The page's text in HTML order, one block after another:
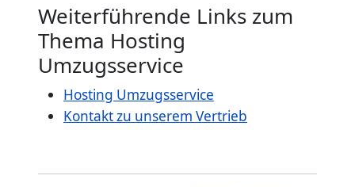
Weiterführende Links zum
Thema Hosting
Umzugsservice
Hosting Umzugsservice
Kontakt zu unserem Vertrieb